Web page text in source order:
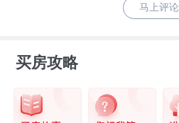
马上评论
买房攻略